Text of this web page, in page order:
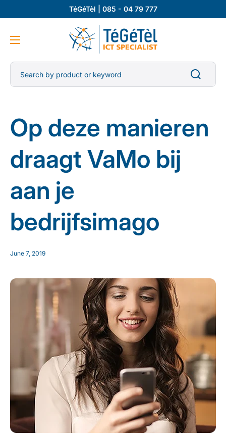
TéGéTèl | 085 - 04 79 777
Search by product or keyword
Op deze manieren
draagt VaMo bij
aan je
bedrijfsimago
June 7, 2019